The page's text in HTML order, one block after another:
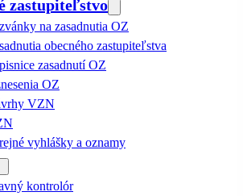
zastupiteľstvo
na zasadnutia OZ
obecného zastupiteľstva
zasadnutí OZ
OZ
VZN
vyhlášky a oznamy
kontrolór